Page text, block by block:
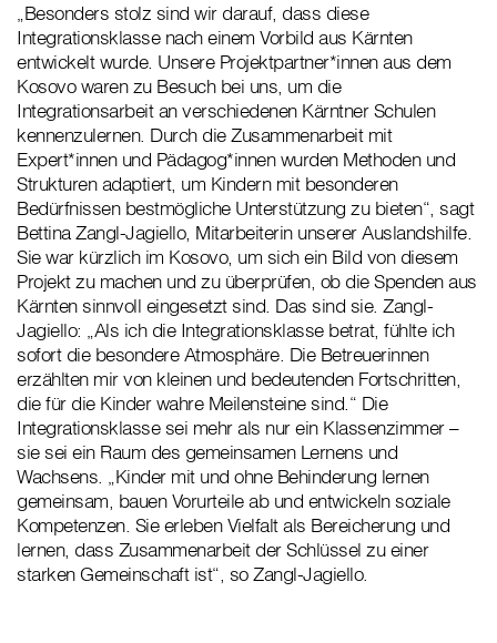
„Besonders stolz sind wir darauf, dass diese
Integrationsklasse nach einem Vorbild aus Kärnten
entwickelt wurde. Unsere Projektpartner*innen aus dem
Kosovo waren zu Besuch bei uns, um die
Integrationsarbeit an verschiedenen Kärntner Schulen
kennenzulernen. Durch die Zusammenarbeit mit
Expert*innen und Pädagog*innen wurden Methoden und
Strukturen adaptiert, um Kindern mit besonderen
Bedürfnissen bestmögliche Unterstützung zu bieten“, sagt
Bettina Zangl-Jagiello, Mitarbeiterin unserer Auslandshilfe.
Sie war kürzlich im Kosovo, um sich ein Bild von diesem
Projekt zu machen und zu überprüfen, ob die Spenden aus
Kärnten sinnvoll eingesetzt sind. Das sind sie. Zangl-
Jagiello: „Als ich die Integrationsklasse betrat, fühlte ich
sofort die besondere Atmosphäre. Die Betreuerinnen
erzählten mir von kleinen und bedeutenden Fortschritten,
die für die Kinder wahre Meilensteine sind.“ Die
Integrationsklasse sei mehr als nur ein Klassenzimmer –
sie sei ein Raum des gemeinsamen Lernens und
Wachsens. „Kinder mit und ohne Behinderung lernen
gemeinsam, bauen Vorurteile ab und entwickeln soziale
Kompetenzen. Sie erleben Vielfalt als Bereicherung und
lernen, dass Zusammenarbeit der Schlüssel zu einer
starken Gemeinschaft ist“, so Zangl-Jagiello.